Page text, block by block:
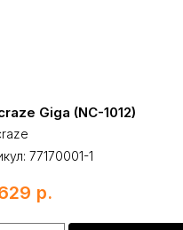
Giga (NC-1012)
77170001-1
р.